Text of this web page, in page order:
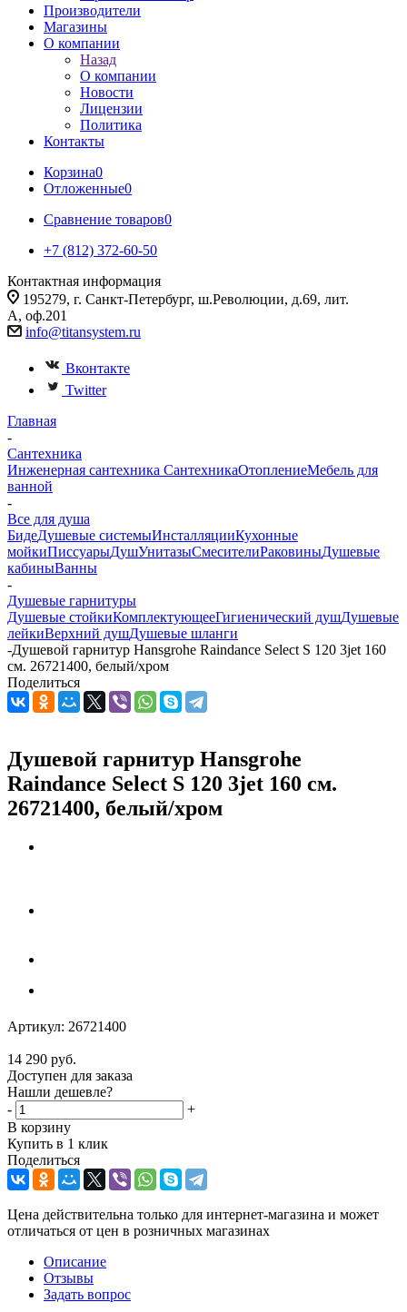
Производители
Магазины
О компании
Назад
О компании
Новости
Лицензии
Политика
Контакты
Корзина0
Отложенные0
Сравнение товаров0
+7 (812) 372-60-50
Контактная информация
195279, г. Санкт-Петербург, ш.Революции, д.69, лит.
А, оф.201
info@titansystem.ru
Вконтакте
Twitter
Главная
-
Сантехника
Инженерная сантехника СантехникаОтоплениеМебель для
ванной
-
Все для душа
БидеДушевые системыИнсталляцииКухонные
мойкиПиссуарыДушУнитазыСмесителиРаковиныДушевые
кабиныВанны
-
Душевые гарнитуры
Душевые стойкиКомплектующееГигиенический душДушевые
лейкиВерхний душДушевые шланги
-Душевой гарнитур Hansgrohe Raindance Select S 120 3jet 160
см. 26721400, белый/хром
Поделиться
Душевой гарнитур Hansgrohe
Raindance Select S 120 3jet 160 см.
26721400, белый/хром
Артикул: 26721400
14 290 руб.
Доступен для заказа
Нашли дешевле?
-
+
В корзину
Купить в 1 клик
Поделиться
Цена действительна только для интернет-магазина и может
отличаться от цен в розничных магазинах
Описание
Отзывы
Задать вопрос